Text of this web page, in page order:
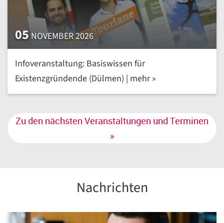
05 NOVEMBER 2026
Infoveranstaltung: Basiswissen für
Existenzgründende (Dülmen) | mehr »
Zu den nächsten Veranstaltungen und Terminen
»
Nachrichten